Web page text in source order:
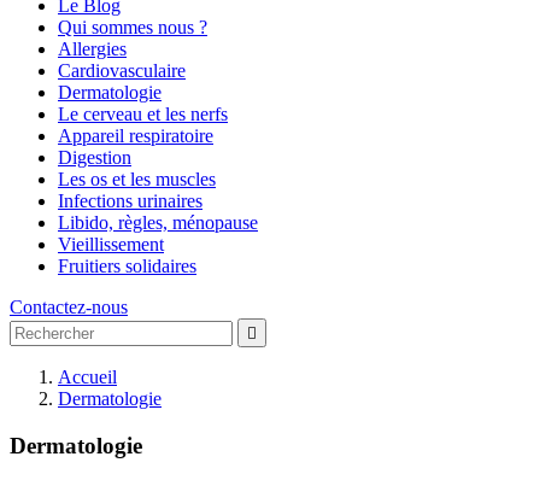
Le Blog
Qui sommes nous ?
Allergies
Cardiovasculaire
Dermatologie
Le cerveau et les nerfs
Appareil respiratoire
Digestion
Les os et les muscles
Infections urinaires
Libido, règles, ménopause
Vieillissement
Fruitiers solidaires
Contactez-nous

Accueil
Dermatologie
Dermatologie